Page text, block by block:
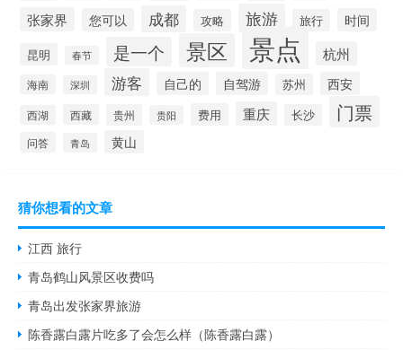
张家界 您可以 成都 攻略 旅游 旅行 时间
昆明 春节 是一个 景区 景点 杭州
海南 深圳 游客 自己的 自驾游 苏州 西安
西湖 西藏 贵州 贵阳 费用 重庆 长沙 门票
问答 青岛 黄山
猜你想看的文章
江西 旅行
青岛鹤山风景区收费吗
青岛出发张家界旅游
陈香露白露片吃多了会怎么样（陈香露白露）